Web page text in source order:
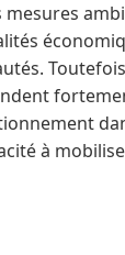
mesures
à